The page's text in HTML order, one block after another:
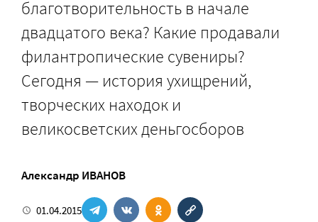
благотворительность в начале
двадцатого века? Какие продавали
филантропические сувениры?
Сегодня — история ухищрений,
творческих находок и
великосветских деньгосборов
Александр ИВАНОВ
01.04.2015